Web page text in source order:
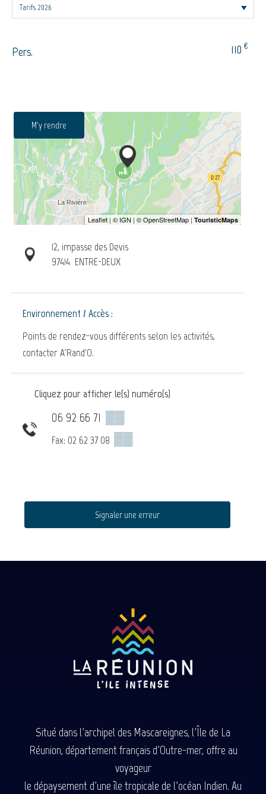
Pers. 110 €
M'y rendre
12, impasse des Devis
97414 ENTRE-DEUX
Environnement / Accès :
Points de rendez-vous différents selon les activités,
contacter A'Rand'O.
Cliquez pour afficher le(s) numéro(s)
06 92 66 71 ▒▒
Fax: 02 62 37 08 ▒▒
Signaler une erreur
Situé dans l'archipel des Mascareignes, l'Île de La
Réunion, département français d'Outre-mer, offre au
voyageur
le dépaysement d'une île tropicale de l'océan Indien. Au